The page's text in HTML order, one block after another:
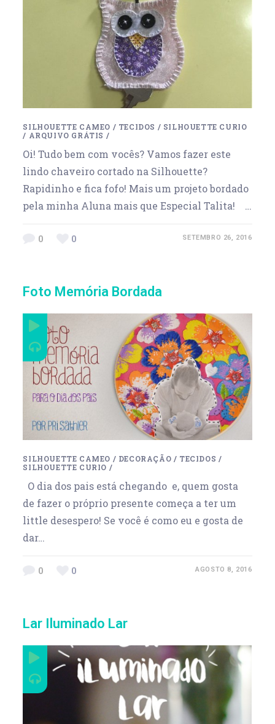
SILHOUETTE CAMEO / TECIDOS / SILHOUETTE CURIO
/ ARQUIVO GRÁTIS /
Oi! Tudo bem com vocês? Vamos fazer este
lindo chaveiro cortado na Silhouette?
Rapidinho e fica fofo! Mais um projeto bordado
pela minha Aluna mais que Especial Talita! …
0 0 SETEMBRO 26, 2016
Foto Memória Bordada
SILHOUETTE CAMEO / DECORAÇÃO / TECIDOS /
SILHOUETTE CURIO /
O dia dos pais está chegando e, quem gosta
de fazer o próprio presente começa a ter um
little desespero! Se você é como eu e gosta de
dar…
0 0 AGOSTO 8, 2016
Lar Iluminado Lar